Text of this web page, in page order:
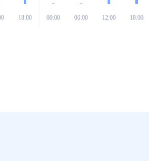
18:00 00:00 06:00 12:00 18:00